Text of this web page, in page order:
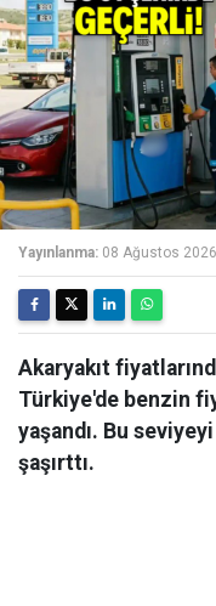
Yayınlanma: 08 Ağustos
Akaryakıt
Türkiye'de benzin
yaşandı. Bu
şaşırttı.